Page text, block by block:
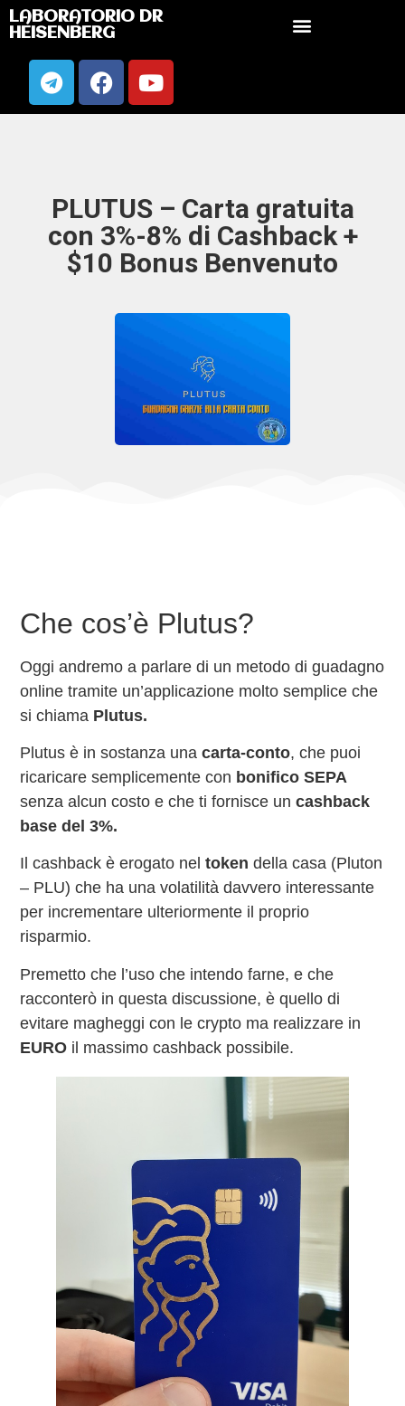
LABORATORIO DR
HEISENBERG
PLUTUS – Carta gratuita
con 3%-8% di Cashback +
$10 Bonus Benvenuto
Che cos’è Plutus?
Oggi andremo a parlare di un metodo di guadagno
online tramite un’applicazione molto semplice che
si chiama Plutus.
Plutus è in sostanza unacarta-conto, che puoi
ricaricare semplicemente con bonifico SEPA
senza alcun costo e che ti fornisce un cashback
base del 3%.
Il cashback è erogato neltokendella casa (Pluton
– PLU) che ha una volatilità davvero interessante
per incrementare ulteriormente il proprio
risparmio.
Premetto che l’uso che intendo farne, e che
racconterò in questa discussione, è quello di
evitare magheggi con le crypto ma realizzare in
EURO il massimo cashback possibile.